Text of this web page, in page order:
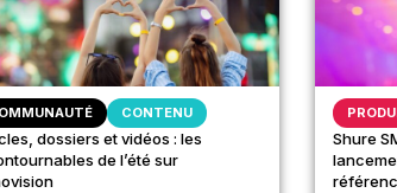
CONTENU
dossiers et vidéos : les
de l’été sur
Shure